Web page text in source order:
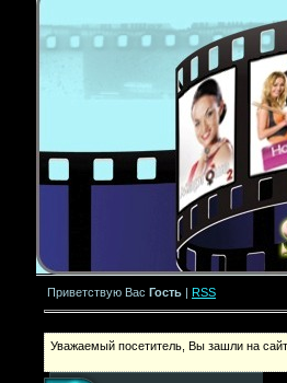
Приветствую Вас Гость | RSS
Уважаемый посетитель, Вы зашли на